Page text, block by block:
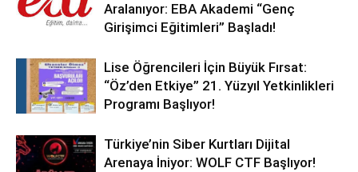
Aralanıyor: EBA Akademi “Genç
Girişimci Eğitimleri” Başladı!
Lise Öğrencileri İçin Büyük Fırsat:
“Öz’den Etkiye” 21. Yüzyıl Yetkinlikleri
Programı Başlıyor!
Türkiye’nin Siber Kurtları Dijital
Arenaya İniyor: WOLF CTF Başlıyor!